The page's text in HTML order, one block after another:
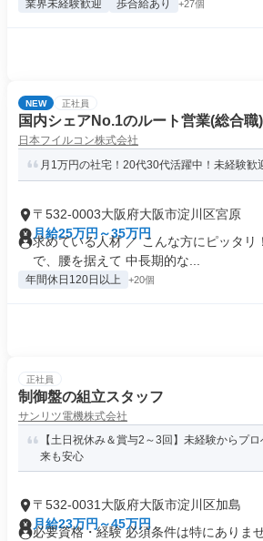
業界未経験歓迎 歩合給あり +27個
NEW 正社員
国内シェアNo.1のルート営業(総合職)
日本フイルコン株式会社
月1万円の社宅！20代30代活躍中！未経験歓
〒532-0003大阪府大阪市淀川区宮原
月給25万円～35万円
求めている人材 ／ こんな方にピッタリ
で、腰を据えて 中長期的な...
年間休日120日以上 +20個
正社員
制御盤の組立スタッフ
サンリツ電機株式会社
【土日祝休み＆賞与2～3回】未経験からプ
来も安心
〒532-0031大阪府大阪市淀川区加島
月給23万円～45万円
必要資格・経験 必須条件は特にありま